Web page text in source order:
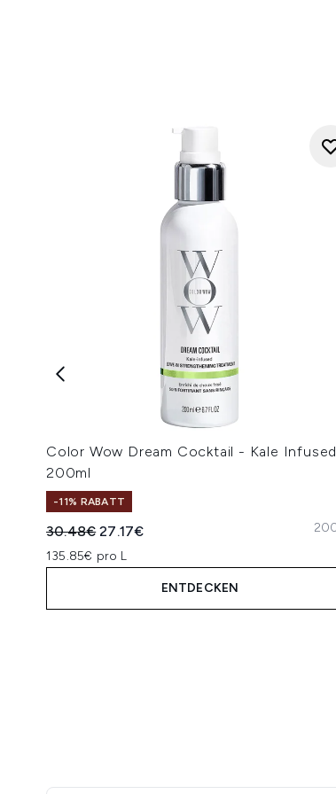
Color Wow Dream Cocktail - Kale Infused
200ml
-11% RABATT
Unverbindliche Preisempfehlung:
30.48€Aktueller Preis:
27.17€
135.85€ pro L
ENTDECKEN